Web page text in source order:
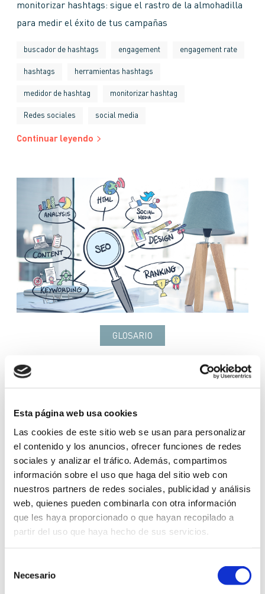
Esta página web usa cookies
Las cookies de este sitio web se usan para personalizar
el contenido y los anuncios, ofrecer funciones de redes
sociales y analizar el tráfico. Además, compartimos
información sobre el uso que haga del sitio web con
nuestros partners de redes sociales, publicidad y análisis
web, quienes pueden combinarla con otra información
que les haya proporcionado o que hayan recopilado a
partir del uso que haya hecho de sus servicios.
Necesario
monitorizar hashtags: sigue el rastro de la almohadilla
para medir el éxito de tus campañas
buscador de hashtags engagement engagement rate
hashtags herramientas hashtags
medidor de hashtag monitorizar hashtag
Redes sociales social media
Continuar leyendo
GLOSARIO
EL PAPEL DEL SEO EN EL MARKETING
DIGITAL
Escrito el 15 de octubre
Aquí te proporcionamos una explicación del SEO
(search engine optimization), sus componentes,
categorías y su diferencia con el SEM
buscadores buscadores virtuales contenido
contenido pagado conversiones engagement
enlaces estrategia SEO Google keywords